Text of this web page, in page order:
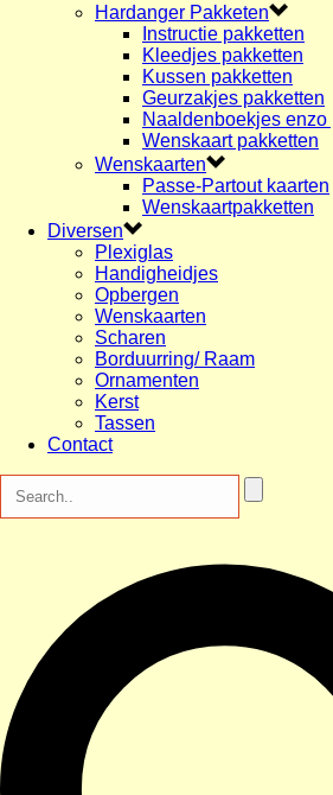
Hardanger Pakketen
Instructie pakketten
Kleedjes pakketten
Kussen pakketten
Geurzakjes pakketten
Naaldenboekjes enzo
Wenskaart pakketten
Wenskaarten
Passe-Partout kaarten
Wenskaartpakketten
Diversen
Plexiglas
Handigheidjes
Opbergen
Wenskaarten
Scharen
Borduurring/ Raam
Ornamenten
Kerst
Tassen
Contact